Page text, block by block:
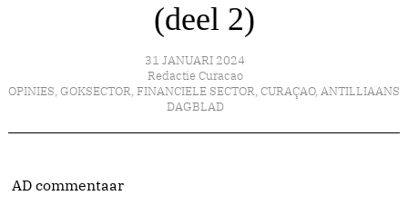
(deel 2)
31 JANUARI 2024
Redactie Curacao
OPINIES, GOKSECTOR, FINANCIELE SECTOR, CURAÇAO, ANTILLIAANS
DAGBLAD
AD commentaar